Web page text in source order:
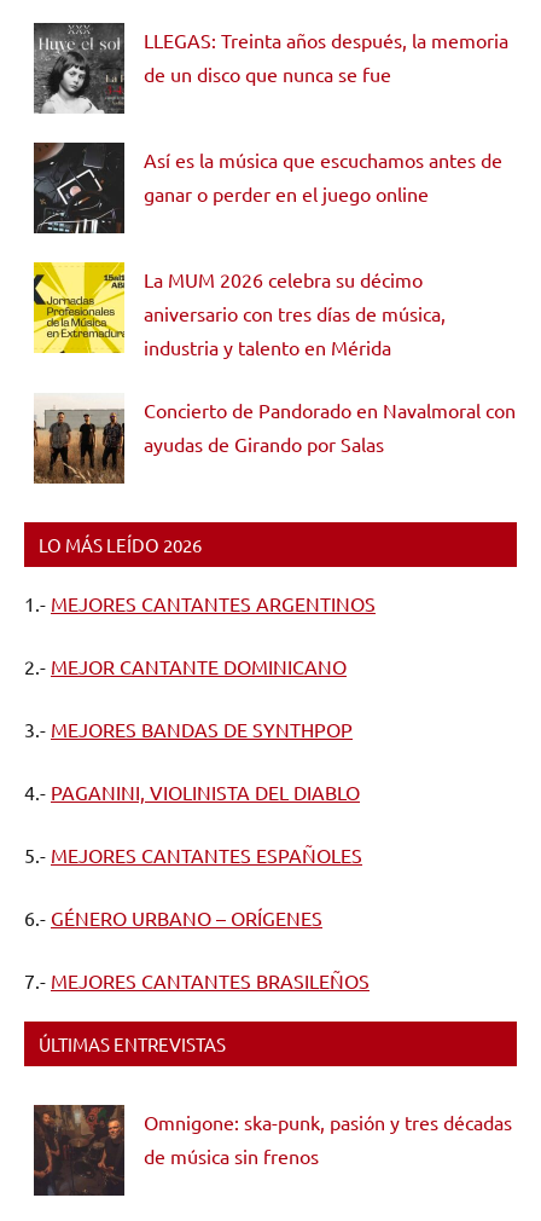
LLEGAS: Treinta años después, la memoria
de un disco que nunca se fue
Así es la música que escuchamos antes de
ganar o perder en el juego online
La MUM 2026 celebra su décimo
aniversario con tres días de música,
industria y talento en Mérida
Concierto de Pandorado en Navalmoral con
ayudas de Girando por Salas
LO MÁS LEÍDO 2026
1.- MEJORES CANTANTES ARGENTINOS
2.- MEJOR CANTANTE DOMINICANO
3.- MEJORES BANDAS DE SYNTHPOP
4.- PAGANINI, VIOLINISTA DEL DIABLO
5.- MEJORES CANTANTES ESPAÑOLES
6.- GÉNERO URBANO – ORÍGENES
7.- MEJORES CANTANTES BRASILEÑOS
ÚLTIMAS ENTREVISTAS
Omnigone: ska-punk, pasión y tres décadas
de música sin frenos